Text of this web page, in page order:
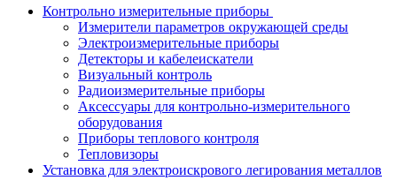
Контрольно измерительные приборы
Измерители параметров окружающей среды
Электроизмерительные приборы
Детекторы и кабелеискатели
Визуальный контроль
Радиоизмерительные приборы
Аксессуары для контрольно-измерительного
оборудования
Приборы теплового контроля
Тепловизоры
Установка для электроискрового легирования металлов